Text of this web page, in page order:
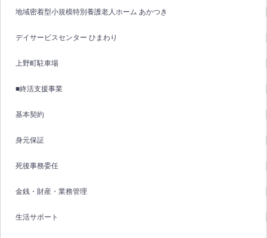
地域密着型小規模特別養護老人ホーム あかつき
デイサービスセンター ひまわり
上野町駐車場
■終活支援事業
基本契約
身元保証
死後事務委任
金銭・財産・業務管理
生活サポート